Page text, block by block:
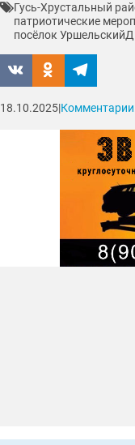
Гусь-Хрустальный
патриотические
посёлок Уршельский
18.10.2025|